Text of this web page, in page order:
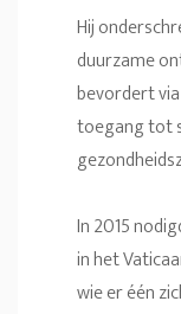
Hij
duurzame
bevordert
toegang tot
In 2015
in het
wie er één